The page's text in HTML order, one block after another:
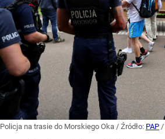
Policja na trasie do Morskiego Oka / Źródło: PAP /